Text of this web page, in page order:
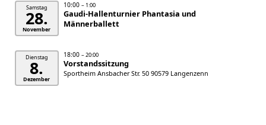
Samstag
28.
November
10:00 – 1:00
Gaudi-Hallenturnier Phantasia und
Männerballett
Dienstag
8.
Dezember
18:00 – 20:00
Vorstandssitzung
Sportheim Ansbacher Str. 50 90579 Langenzenn